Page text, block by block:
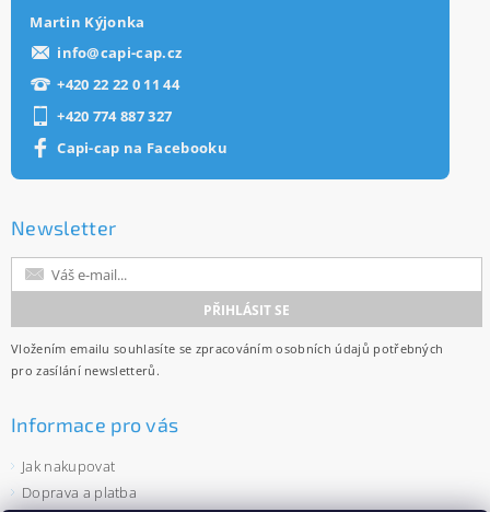
Martin Kýjonka
info@capi-cap.cz
+420 22 22 0 11 44
+420 774 887 327
Capi-cap na Facebooku
Newsletter
Vložením emailu souhlasíte se zpracováním osobních údajů potřebných
pro zasílání newsletterů.
Informace pro vás
Jak nakupovat
Doprava a platba